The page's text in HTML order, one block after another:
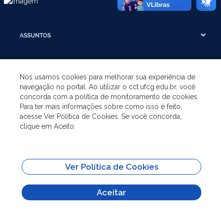
ASSUNTOS
GRADUAÇÃO
PÓS-GRADUAÇÃO
Atribuição-SemDerivações 3.0
Nós usamos cookies para melhorar sua experiência de
navegação no portal. Ao utilizar o cct.ufcg.edu.br, você
concorda com a política de monitoramento de cookies.
Para ter mais informações sobre como isso é feito,
acesse Ver Política de Cookies. Se você concorda,
clique em Aceito.
Ver Política de Cookies
Aceitar